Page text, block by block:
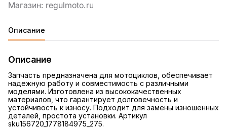
Описание
Описание
Запчасть предназначена для мотоциклов, обеспечивает
надежную работу и совместимость с различными
моделями. Изготовлена из высококачественных
материалов, что гарантирует долговечность и
устойчивость к износу. Подходит для замены изношенных
деталей, простота установки. Артикул
sku156720_1778184975_275.